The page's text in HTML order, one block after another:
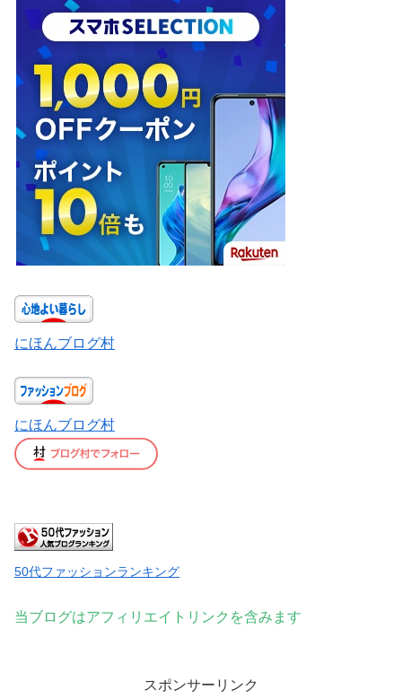
にほんブログ村
にほんブログ村
50代ファッションランキング
当ブログはアフィリエイトリンクを含みます
スポンサーリンク